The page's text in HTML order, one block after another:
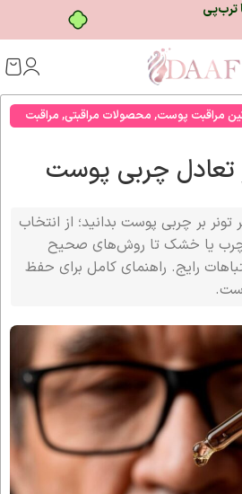
ترب‌پی
مراقبت پوست, محصولات مراقبتی, مراقبت
تعادل چربی پوست
تونر بر چربی پوست بدانید؛ از انتخاب
چرب یا خشک تا روش‌های صحیح
رایج. راهنمای کامل برای حفظ